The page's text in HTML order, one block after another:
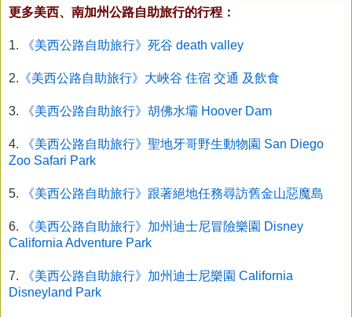
更多美西、南加州公路自助旅行的行程：
1. 《美西公路自助旅行》死谷 death valley
2. 《美西公路自助旅行》大峽谷 住宿 交通 及飲食
3. 《美西公路自助旅行》胡佛水壩 Hoover Dam
4.
《美西公路自助旅行》聖地牙哥野生動物園 San Diego
Zoo Safari Park
5. 《美西公路自助旅行》跟著絕地任務尋訪舊金山惡魔島
6.
《美西公路自助旅行》加州迪士尼冒險樂園 Disney
California Adventure Park
7.
《美西公路自助旅行》加州迪士尼樂園 California
Disneyland Park